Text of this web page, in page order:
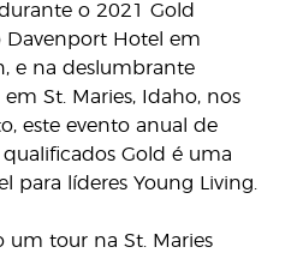
o 2021 Gold
Davenport Hotel em
e na deslumbrante
St. Maries, Idaho, nos
este evento anual de
Gold é uma
para líderes Young Living.
um tour na St. Maries